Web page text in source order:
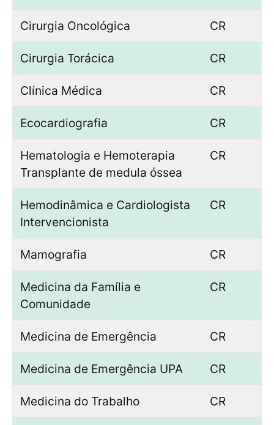
Cirurgia Oncológica CR
Cirurgia Torácica CR
Clínica Médica CR
Ecocardiografia CR
Hematologia e Hemoterapia
Transplante de medula óssea
CR
Hemodinâmica e Cardiologista
Intervencionista
CR
Mamografia CR
Medicina da Família e
Comunidade
CR
Medicina de Emergência CR
Medicina de Emergência UPA CR
Medicina do Trabalho CR